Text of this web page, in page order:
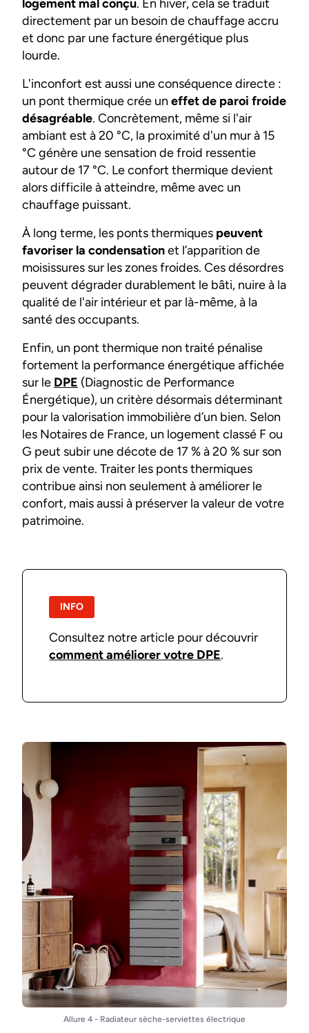
logement mal conçu. En hiver, cela se traduit
directement par un besoin de chauffage accru
et donc par une facture énergétique plus
lourde.
L'inconfort est aussi une conséquence directe :
un pont thermique crée un effet de paroi froide
désagréable. Concrètement, même si l'air
ambiant est à 20 °C, la proximité d'un mur à 15
°C génère une sensation de froid ressentie
autour de 17 °C. Le confort thermique devient
alors difficile à atteindre, même avec un
chauffage puissant.
À long terme, les ponts thermiques peuvent
favoriser la condensationet l’apparition de
moisissures sur les zones froides. Ces désordres
peuvent dégrader durablement le bâti, nuire à la
qualité de l'air intérieur et par là-même, à la
santé des occupants.
Enfin, un pont thermique non traité pénalise
fortement la performance énergétique affichée
sur le DPE (Diagnostic de Performance
Énergétique), un critère désormais déterminant
pour la valorisation immobilière d’un bien. Selon
les Notaires de France, un logement classé F ou
G peut subir une décote de 17 % à 20 % sur son
prix de vente. Traiter les ponts thermiques
contribue ainsi non seulement à améliorer le
confort, mais aussi à préserver la valeur de votre
patrimoine.
INFO
Consultez notre article pour découvrir
comment améliorer votre DPE.
Allure 4 - Radiateur sèche-serviettes électrique